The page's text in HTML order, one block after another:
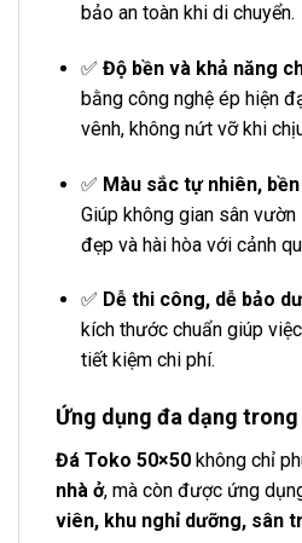
bảo an toàn khi di chuyển.
✅ Độ bền và khả năng
bằng công nghệ ép hiện
vênh, không nứt vỡ khi
✅ Màu sắc tự nhiên,
Giúp không gian sân
đẹp và hài hòa với cảnh
✅ Dễ thi công, dễ bảo
kích thước chuẩn giúp
tiết kiệm chi phí.
Ứng dụng đa dạng
Đá Toko 50×50 không chỉ
nhà ở, mà còn được ứng
viên, khu nghỉ dưỡng, sân